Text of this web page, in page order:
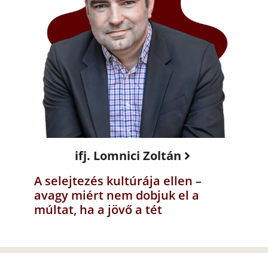
ifj. Lomnici Zoltán
A selejtezés kultúrája ellen –
avagy miért nem dobjuk el a
múltat, ha a jövő a tét